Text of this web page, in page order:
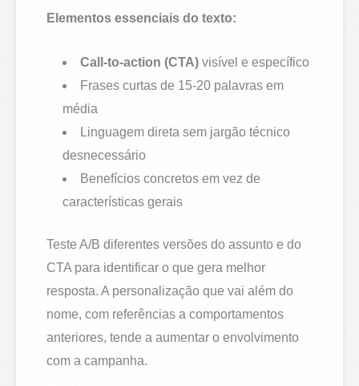
Elementos essenciais do texto:
Call-to-action (CTA) visível e específico
Frases curtas de 15-20 palavras em
média
Linguagem direta sem jargão técnico
desnecessário
Benefícios concretos em vez de
características gerais
Teste A/B diferentes versões do assunto e do
CTA para identificar o que gera melhor
resposta. A personalização que vai além do
nome, com referências a comportamentos
anteriores, tende a aumentar o envolvimento
com a campanha.